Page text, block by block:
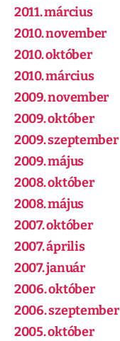
2011. március
2010. november
2010. október
2010. március
2009. november
2009. október
2009. szeptember
2009. május
2008. október
2008. május
2007. október
2007. április
2007. január
2006. október
2006. szeptember
2005. október